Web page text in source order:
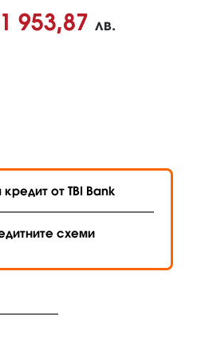
1 953,87 лв.
от TBI Bank
схеми